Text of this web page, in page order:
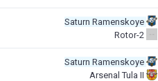
Saturn Ramenskoye
Rotor-2
Saturn Ramenskoye
Arsenal Tula II